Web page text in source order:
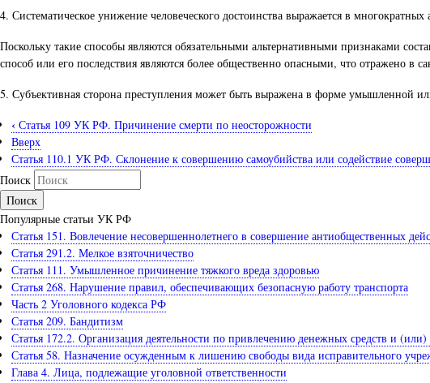
4. Систематическое унижение человеческого достоинства выражается в
Поскольку такие способы являются обязательными альтернативными признаками
способ или его последствия являются более общественно опасными, что отражено в
5. Субъективная сторона преступления может быть выражена в форме умышленной
‹ Статья 109 УК РФ. Причинение смерти по неосторожности
Вверх
Статья 110.1 УК РФ. Склонение к совершению самоубийства или содействие
Поиск
Популярные статьи УК РФ
Статья 151. Вовлечение несовершеннолетнего в совершение антиобщественных
Статья 291.2. Мелкое взяточничество
Статья 111. Умышленное причинение тяжкого вреда здоровью
Статья 268. Нарушение правил, обеспечивающих безопасную работу транспорта
Часть 2 Уголовного кодекса РФ
Статья 209. Бандитизм
Статья 172.2. Организация деятельности по привлечению денежных средств и
Статья 58. Назначение осужденным к лишению свободы вида исправительного
Глава 4. Лица, подлежащие уголовной ответственности